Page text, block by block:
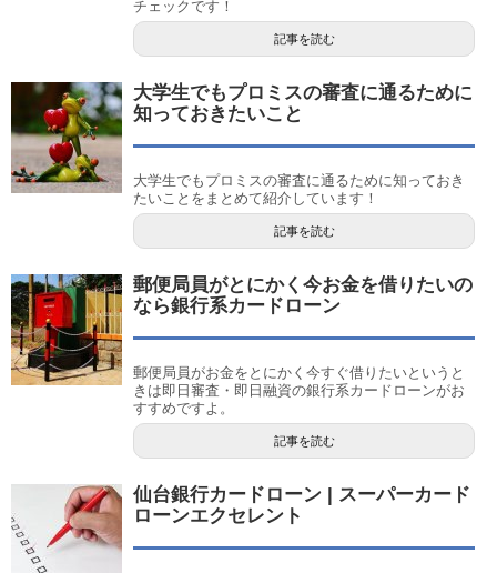
チェックです！
記事を読む
大学生でもプロミスの審査に通るために
知っておきたいこと
大学生でもプロミスの審査に通るために知っておき
たいことをまとめて紹介しています！
記事を読む
郵便局員がとにかく今お金を借りたいの
なら銀行系カードローン
郵便局員がお金をとにかく今すぐ借りたいというと
きは即日審査・即日融資の銀行系カードローンがお
すすめですよ。
記事を読む
仙台銀行カードローン | スーパーカード
ローンエクセレント